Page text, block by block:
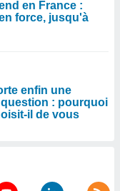
en France :
force, jusqu'à
enfin une
: pourquoi
il de vous